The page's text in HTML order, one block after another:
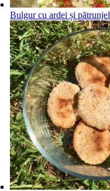
Bulgur cu ardei și pătrunjel